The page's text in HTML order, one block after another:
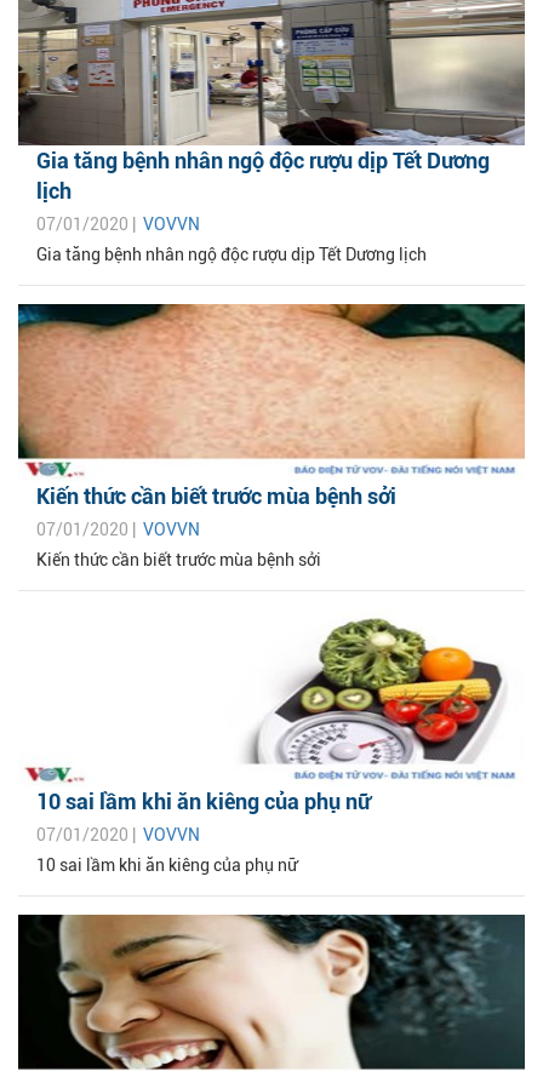
Gia tăng bệnh nhân ngộ độc rượu dịp Tết Dương
lịch
07/01/2020 | VOVVN
Gia tăng bệnh nhân ngộ độc rượu dịp Tết Dương lịch
Kiến thức cần biết trước mùa bệnh sởi
07/01/2020 | VOVVN
Kiến thức cần biết trước mùa bệnh sởi
10 sai lầm khi ăn kiêng của phụ nữ
07/01/2020 | VOVVN
10 sai lầm khi ăn kiêng của phụ nữ